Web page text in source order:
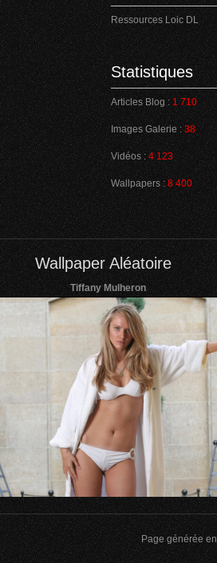
Ressources Loic DL
Statistiques
Articles Blog : 1 710
Images Galerie : 38
Vidéos : 4 123
Wallpapers :8 400
Wallpaper Aléatoire
Tiffany Mulheron
Page générée en